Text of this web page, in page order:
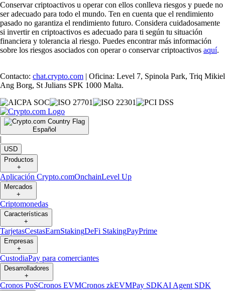
Conservar criptoactivos u operar con ellos conlleva riesgos y puede no
ser adecuado para todo el mundo. Ten en cuenta que el rendimiento
pasado no garantiza el rendimiento futuro. Considera cuidadosamente
si invertir en criptoactivos es adecuado para ti según tu situación
financiera y tolerancia al riesgo. Puedes encontrar más información
sobre los riesgos asociados con operar o conservar criptoactivos aquí.
Contacto: chat.crypto.com | Oficina: Level 7, Spinola Park, Triq Mikiel
Ang Borg, St Julians SPK 1000 Malta.
Español
|
USD
Productos
+
Aplicación Crypto.comOnchainLevel Up
Mercados
+
Criptomonedas
Características
+
TarjetasCestasEarnStakingDeFi StakingPayPrime
Empresas
+
CustodiaPay para comerciantes
Desarrolladores
+
Cronos PoSCronos EVMCronos zkEVMPay SDKAI Agent SDK